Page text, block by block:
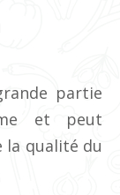
partie
et peut
la qualité du